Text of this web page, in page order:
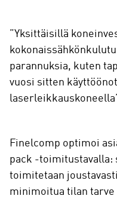
”Yksittäisillä
parannuksia, kuten
vuosi sitten
Finelcomp optimoi
pack -toimitustavalla:
toimitetaan
minimoitua tilan